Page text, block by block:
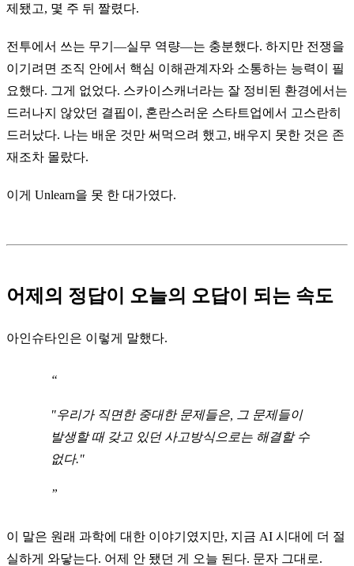
제됐고, 몇 주 뒤 짤렸다.
전투에서 쓰는 무기—실무 역량—는 충분했다. 하지만 전쟁을
이기려면 조직 안에서 핵심 이해관계자와 소통하는 능력이 필
요했다. 그게 없었다. 스카이스캐너라는 잘 정비된 환경에서는
드러나지 않았던 결핍이, 혼란스러운 스타트업에서 고스란히
드러났다. 나는 배운 것만 써먹으려 했고, 배우지 못한 것은 존
재조차 몰랐다.
이게 Unlearn을 못 한 대가였다.
어제의 정답이 오늘의 오답이 되는 속도
아인슈타인은 이렇게 말했다.
"우리가 직면한 중대한 문제들은, 그 문제들이
발생할 때 갖고 있던 사고방식으로는 해결할 수
없다."
이 말은 원래 과학에 대한 이야기였지만, 지금 AI 시대에 더 절
실하게 와닿는다. 어제 안 됐던 게 오늘 된다. 문자 그대로.